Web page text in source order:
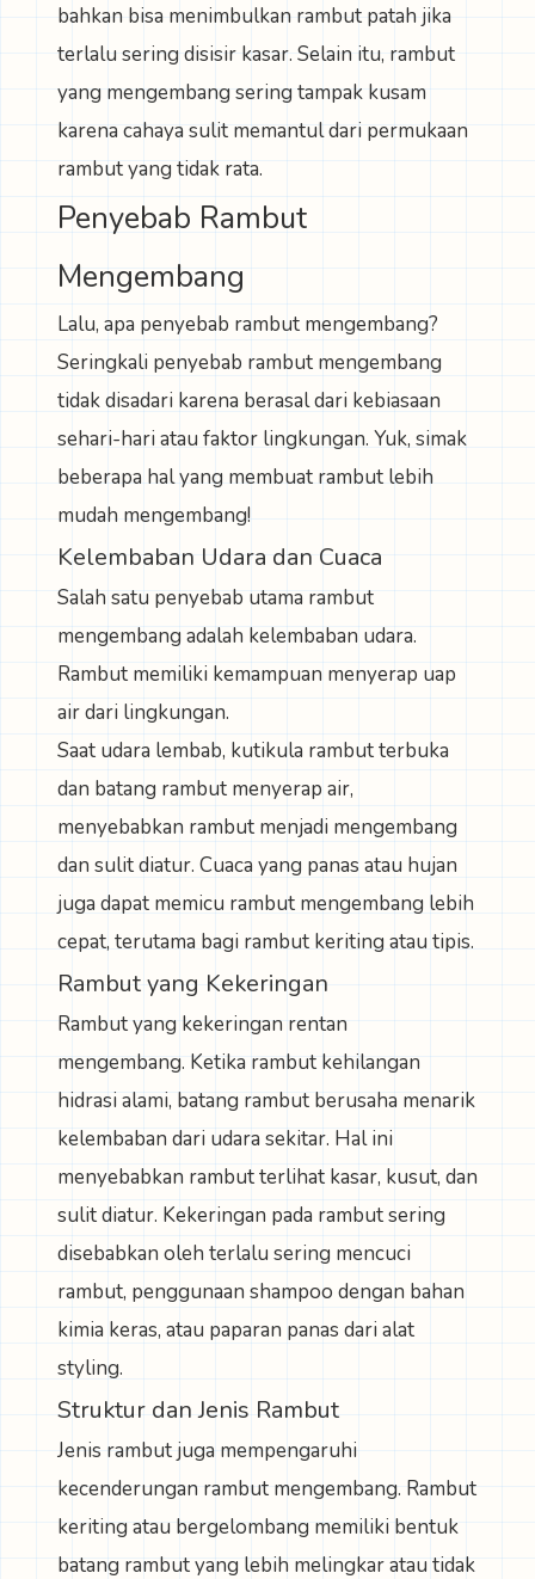
bahkan bisa menimbulkan rambut patah jika
terlalu sering disisir kasar. Selain itu, rambut
yang mengembang sering tampak kusam
karena cahaya sulit memantul dari permukaan
rambut yang tidak rata.
Penyebab Rambut
Mengembang
Lalu, apa penyebab rambut mengembang?
Seringkali penyebab rambut mengembang
tidak disadari karena berasal dari kebiasaan
sehari-hari atau faktor lingkungan. Yuk, simak
beberapa hal yang membuat rambut lebih
mudah mengembang!
Kelembaban Udara dan Cuaca
Salah satu penyebab utama rambut
mengembang adalah kelembaban udara.
Rambut memiliki kemampuan menyerap uap
air dari lingkungan.
Saat udara lembab, kutikula rambut terbuka
dan batang rambut menyerap air,
menyebabkan rambut menjadi mengembang
dan sulit diatur. Cuaca yang panas atau hujan
juga dapat memicu rambut mengembang lebih
cepat, terutama bagi rambut keriting atau tipis.
Rambut yang Kekeringan
Rambut yang kekeringan rentan
mengembang. Ketika rambut kehilangan
hidrasi alami, batang rambut berusaha menarik
kelembaban dari udara sekitar. Hal ini
menyebabkan rambut terlihat kasar, kusut, dan
sulit diatur. Kekeringan pada rambut sering
disebabkan oleh terlalu sering mencuci
rambut, penggunaan shampoo dengan bahan
kimia keras, atau paparan panas dari alat
styling.
Struktur dan Jenis Rambut
Jenis rambut juga mempengaruhi
kecenderungan rambut mengembang. Rambut
keriting atau bergelombang memiliki bentuk
batang rambut yang lebih melingkar atau tidak